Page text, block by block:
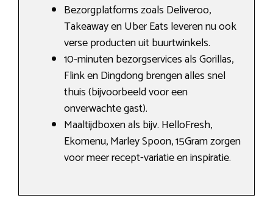
Bezorgplatforms zoals Deliveroo,
Takeaway en Uber Eats leveren nu ook
verse producten uit buurtwinkels.
10-minuten bezorgservices als Gorillas,
Flink en Dingdong brengen alles snel
thuis (bijvoorbeeld voor een
onverwachte gast).
Maaltijdboxen als bijv. HelloFresh,
Ekomenu, Marley Spoon, 15Gram zorgen
voor meer recept-variatie en inspiratie.